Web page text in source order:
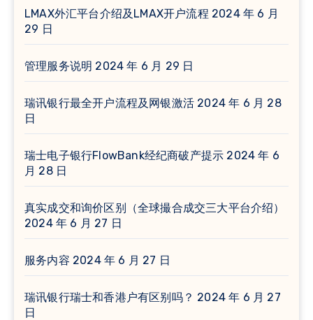
LMAX外汇平台介绍及LMAX开户流程 2024 年 6 月
29 日
管理服务说明 2024 年 6 月 29 日
瑞讯银行最全开户流程及网银激活 2024 年 6 月 28
日
瑞士电子银行FlowBank经纪商破产提示 2024 年 6
月 28 日
真实成交和询价区别（全球撮合成交三大平台介绍）
2024 年 6 月 27 日
服务内容 2024 年 6 月 27 日
瑞讯银行瑞士和香港户有区别吗？ 2024 年 6 月 27
日